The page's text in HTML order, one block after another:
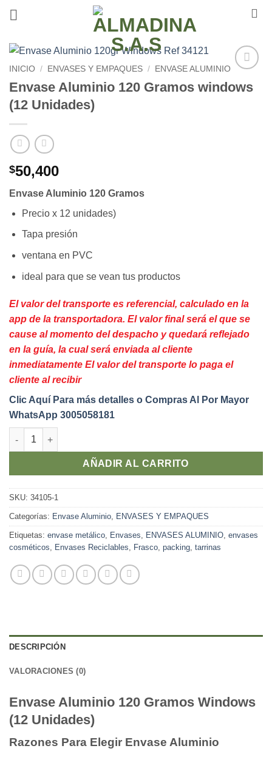
a la
INICIO / ENVASES Y EMPAQUES / ENVASE ALUMINIO
Envase Aluminio 120 Gramos windows
(12 Unidades)
$50,400
Envase Aluminio 120 Gramos
Precio x 12 unidades)
Tapa presión
ventana en PVC
ideal para que se vean tus productos
El valor del transporte es referencial, calculado en la
app de la transportadora. El valor final será el que se
cause al momento del despacho y quedará reflejado
en la guía, la cual será enviada al cliente
inmediatamente El valor del transporte lo paga el
cliente al recibir
Clic Aquí Para más detalles o Compras Al Por Mayor
WhatsApp 3005058181
Envase Aluminio 120 Gramos windows (12 Unidades) cantidad
AÑADIR AL CARRITO
SKU: 34105-1
Categorías: Envase Aluminio, ENVASES Y EMPAQUES
Etiquetas: envase metálico, Envases, ENVASES ALUMINIO, envases
cosméticos, Envases Reciclables, Frasco, packing, tarrinas
DESCRIPCIÓN
VALORACIONES (0)
Envase Aluminio 120 Gramos Windows
(12 Unidades)
Razones Para Elegir Envase Aluminio